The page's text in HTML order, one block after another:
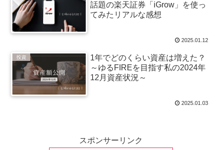
話題の楽天証券「iGrow」を使っ
てみたリアルな感想
2025.01.12
投資
1年でどのくらい資産は増えた？
～ゆるFIREを目指す私の2024年
12月資産状況～
2025.01.03
スポンサーリンク